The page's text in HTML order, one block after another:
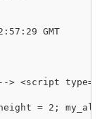
GMT
--> <script
= 2;